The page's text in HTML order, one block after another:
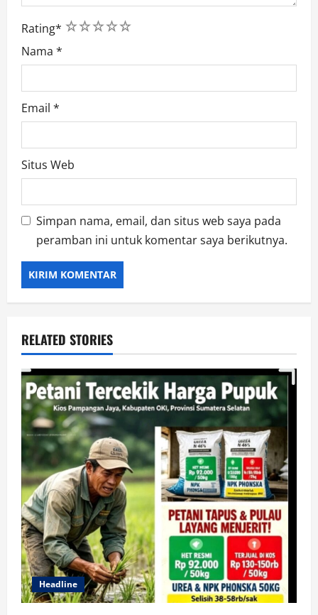
Rating* 5
4
3
2
1
Nama *
Email *
Situs Web
Simpan nama, email, dan situs web saya pada
peramban ini untuk komentar saya berikutnya.
RELATED STORIES
Headline